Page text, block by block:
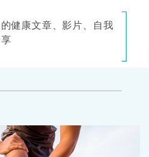
健康文章、影片、自我